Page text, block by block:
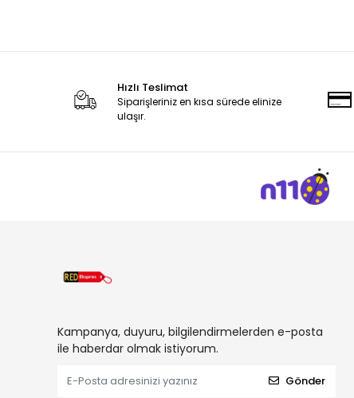
Hızlı Teslimat
Siparişleriniz en kısa sürede elinize
ulaşır.
Kampanya, duyuru, bilgilendirmelerden e-posta
ile haberdar olmak istiyorum.
Gönder